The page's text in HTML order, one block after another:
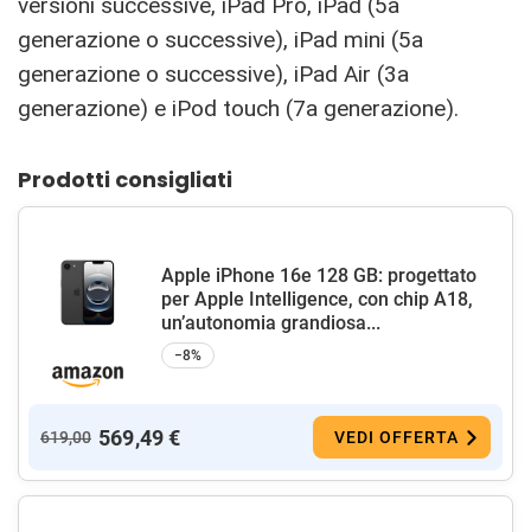
versioni successive, iPad Pro, ‌iPad‌ (5a
generazione o successive), ‌iPad‌ mini (5a
generazione o successive), iPad Air (3a
generazione) e iPod touch (7a generazione).
Prodotti consigliati
Apple iPhone 16e 128 GB: progettato
per Apple Intelligence, con chip A18,
un’autonomia grandiosa...
−8%
619,00 569,49 € VEDI OFFERTA